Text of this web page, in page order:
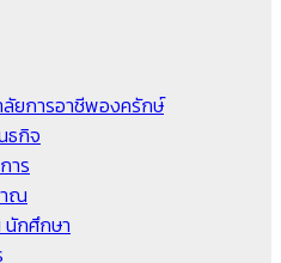
การอาชีพองครักษ์
ธกิจ
าร
ณ
นักศึกษา